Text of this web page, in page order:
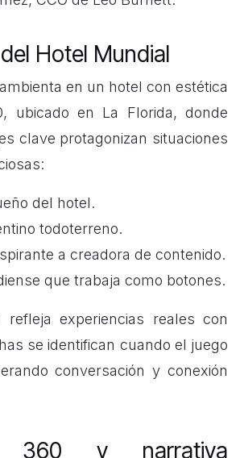
Hotel Mundial
en un hotel con estética
ubicado en La Florida, donde
clave protagonizan situaciones
del hotel.
todoterreno.
a creadora de contenido.
que trabaja como botones.
refleja experiencias reales con
se identifican cuando el juego
conversación y conexión
360 y narrativa